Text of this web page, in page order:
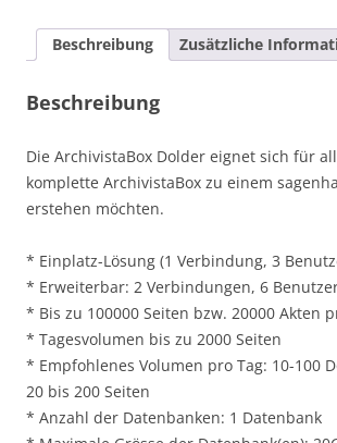
Beschreibung Zusätzliche
Beschreibung
Die ArchivistaBox Dolder eignet sich für
komplette ArchivistaBox zu einem
erstehen möchten.
* Einplatz-Lösung (1 Verbindung, 3
* Erweiterbar: 2 Verbindungen, 6
* Bis zu 100000 Seiten bzw. 20000 Akten
* Tagesvolumen bis zu 2000 Seiten
* Empfohlenes Volumen pro Tag: 10-100
20 bis 200 Seiten
* Anzahl der Datenbanken: 1 Datenbank